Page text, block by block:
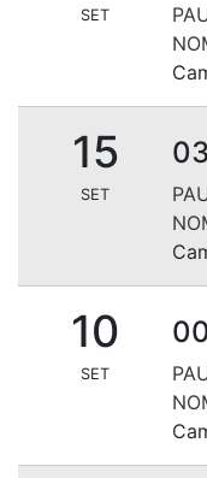
SET
15
SET
10
SET